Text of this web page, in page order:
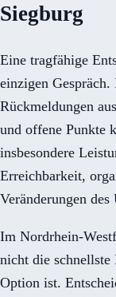
Siegburg
Eine tragfähige
einzigen
Rückmeldungen
und offene Punkte
insbesondere
Erreichbarkeit,
Veränderungen
Im Nordrhein-
nicht die schnellste
Option ist.